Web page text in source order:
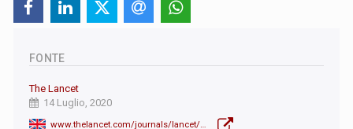
FONTE
The Lancet
14 Luglio, 2020